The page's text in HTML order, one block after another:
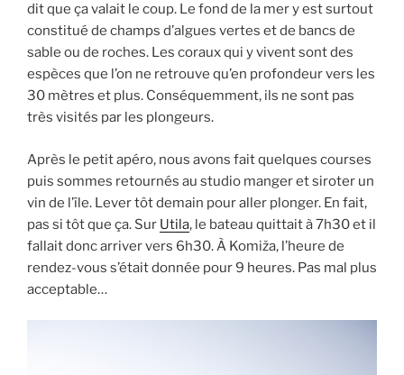
dit que ça valait le coup. Le fond de la mer y est surtout
constitué de champs d’algues vertes et de bancs de
sable ou de roches. Les coraux qui y vivent sont des
espèces que l’on ne retrouve qu’en profondeur vers les
30 mètres et plus. Conséquemment, ils ne sont pas
très visités par les plongeurs.
Après le petit apéro, nous avons fait quelques courses
puis sommes retournés au studio manger et siroter un
vin de l’île. Lever tôt demain pour aller plonger. En fait,
pas si tôt que ça. Sur Utila, le bateau quittait à 7h30 et il
fallait donc arriver vers 6h30. À Komiža, l’heure de
rendez-vous s’était donnée pour 9 heures. Pas mal plus
acceptable…